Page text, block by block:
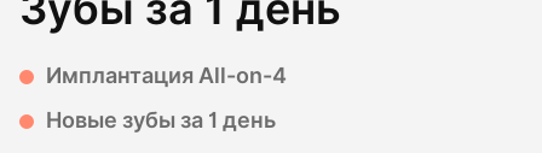
Имплантация All-on-4
Новые зубы за 1 день